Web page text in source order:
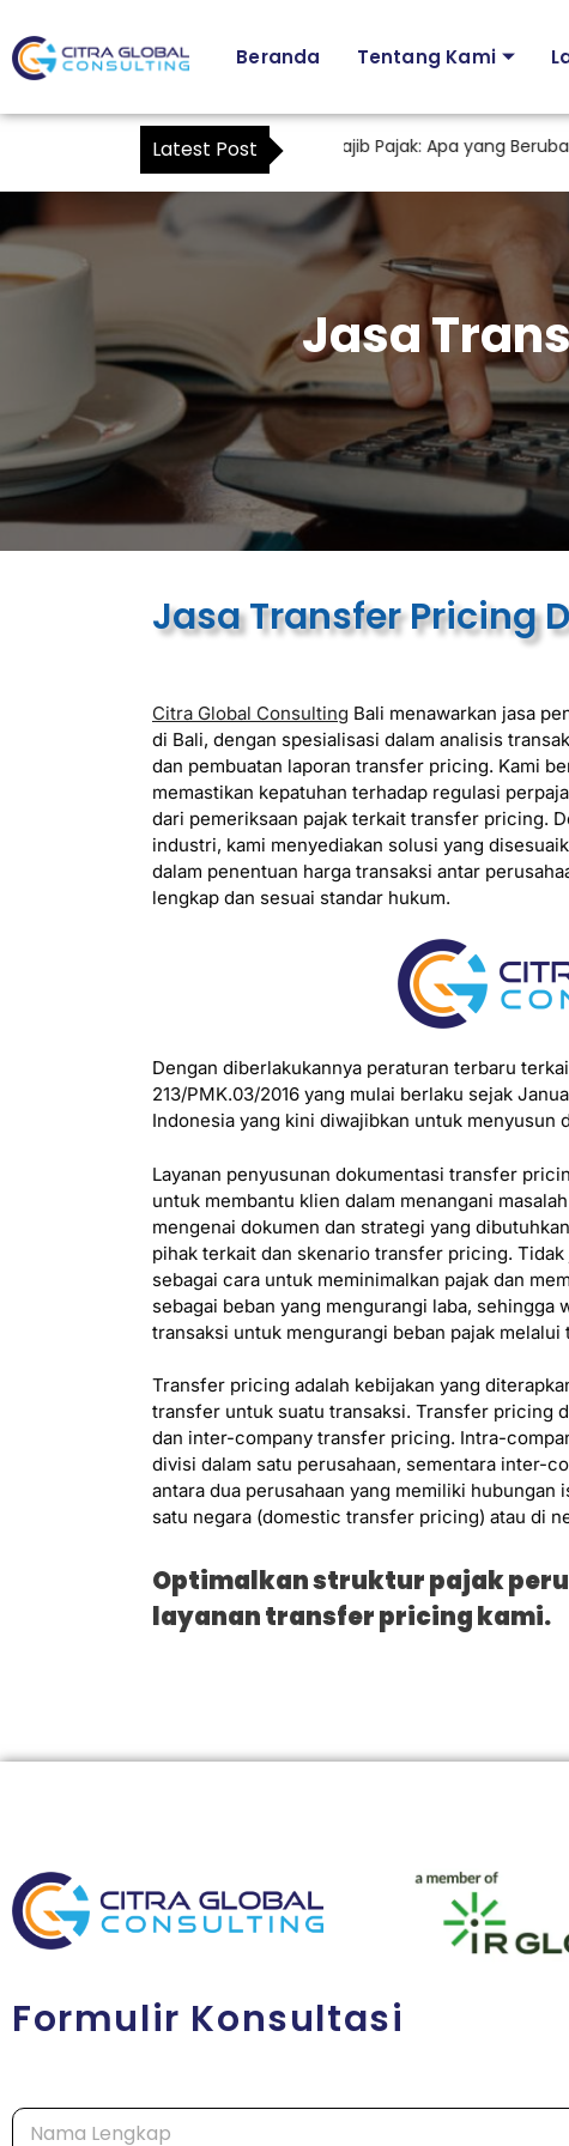
Beranda Tentang Kami
Latest Post
Karyawan sebagai Kuasa Wajib Pajak: Apa yang Berubah
Jasa
Jasa Transfer Pricing
Citra Global Consulting Bali menawarkan jasa
di Bali, dengan spesialisasi dalam analisis
dan pembuatan laporan transfer pricing. Kami
memastikan kepatuhan terhadap regulasi
dari pemeriksaan pajak terkait transfer pricing.
industri, kami menyediakan solusi yang
dalam penentuan harga transaksi antar
lengkap dan sesuai standar hukum.
Dengan diberlakukannya peraturan terbaru
213/PMK.03/2016 yang mulai berlaku sejak
Indonesia yang kini diwajibkan untuk menyusun
Layanan penyusunan dokumentasi transfer
untuk membantu klien dalam menangani
mengenai dokumen dan strategi yang
pihak terkait dan skenario transfer pricing.
sebagai cara untuk meminimalkan pajak dan
sebagai beban yang mengurangi laba,
transaksi untuk mengurangi beban pajak
Transfer pricing adalah kebijakan yang
transfer untuk suatu transaksi. Transfer pricing
dan inter-company transfer pricing. Intra-
divisi dalam satu perusahaan, sementara inter-
antara dua perusahaan yang memiliki hubungan
satu negara (domestic transfer pricing) atau di
Optimalkan struktur pajak
layanan transfer pricing kami.
Formulir Konsultasi
N